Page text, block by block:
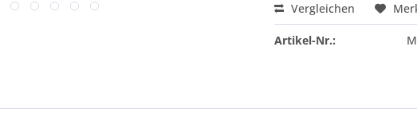
Vergleichen
Artikel-Nr.: